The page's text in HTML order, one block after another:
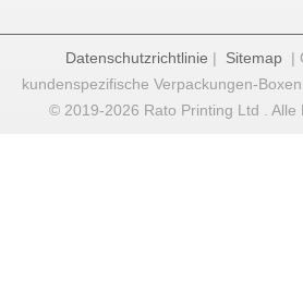
Datenschutzrichtlinie | Sitemap|
kundenspezifische Verpackungen-
© 2019-2026 Rato Printing Ltd . Alle